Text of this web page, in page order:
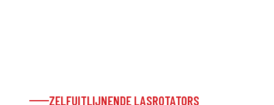
ZELFUITLIJNENDE LASROTATORS